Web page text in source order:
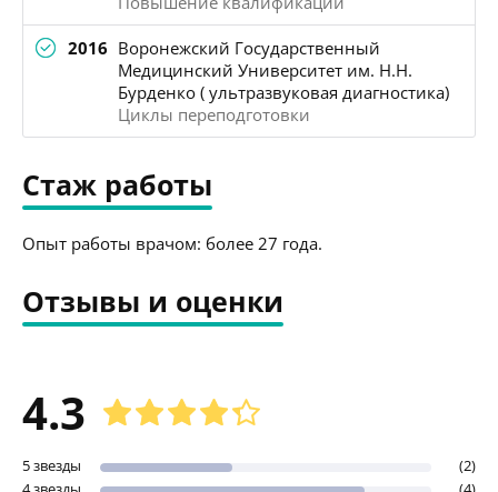
2016 Воронежский Государственный
Медицинский Университет им. Н.Н.
Бурденко ( ультразвуковая диагностика)
Циклы переподготовки
Стаж работы
Опыт работы врачом: более 27 года.
Отзывы и оценки
4.3
5 звезды
(2)